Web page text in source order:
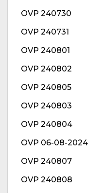
OVP 240730
OVP 240731
OVP 240801
OVP 240802
OVP 240805
OVP 240803
OVP 240804
OVP 06-08-2024
OVP 240807
OVP 240808